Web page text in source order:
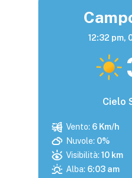
12:32 pm,
Cielo
Vento: 6 Km/h
Nuvole: 0%
Visibilità: 10 km
Alba: 6:03 am